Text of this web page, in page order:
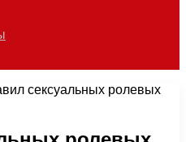
сексуальных ролевых